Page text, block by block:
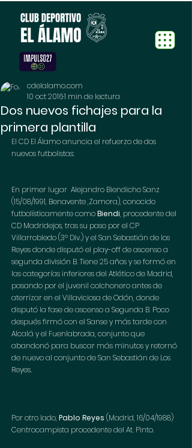
Dos nuevos fichajes para la
primera plantilla
cdelalamo.com
10 oct 20161 min de lectura
El CD El Álamo anuncia el refuerzo de dos
nuevos futbolistas:
En primer lugar  Alejandro Biendicho Sanz
(15/08/1991, Benavente ,Zamora), conocido
futbolísticamente como Biendi, procedente del
CD Madridejos, tras su paso por el CP
Villarrobledo (3º Div.) y el San Sebastián de los
Reyes donde disputó el play-off de ascenso a
segunda división B. Tiene 25 años y se formó en
las categorías inferiores del Atlético de Madrid,
pasando por el juvenil colchonero antes de
aterrizar en el Villaviciosa de Odón, donde
disputó la fase de ascenso a Segunda B. Poco
después firmó con el Sanse y más tarde con
Alcalá y el Fuenlabrada, conjunto que
abandonó para buscar más minutos y retornó
de nuevo al conjunto de San Sebastián de Los
Reyes.
Por otro lado, Pablo Reyes (Madrid, 16/04/1988)
Centrocampista procedente del At. Pinto.